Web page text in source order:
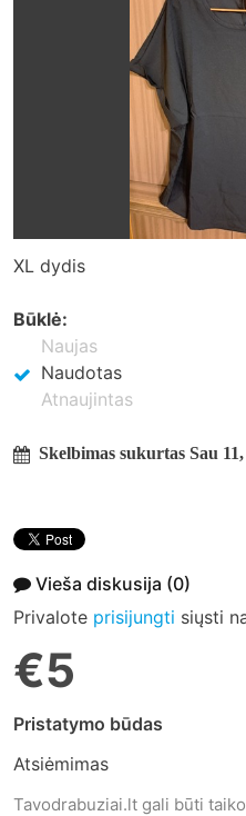
XL dydis
Būklė:
Naujas
Naudotas
Atnaujintas
Skelbimas sukurtas Sau
Vieša diskusija (0)
Privalote prisijungti siųsti
€5
Pristatymo būdas
Atsiėmimas
Tavodrabuziai.lt gali būti